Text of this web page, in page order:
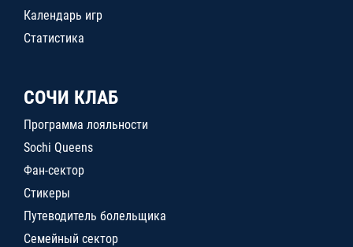
Календарь игр
Статистика
СОЧИ КЛАБ
Программа лояльности
Sochi Queens
Фан-сектор
Стикеры
Путеводитель болельщика
Семейный сектор